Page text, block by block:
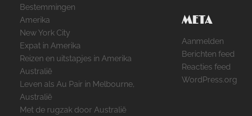
Bestemmingen
Amerika
New York City
Expat in Amerika
Reizen en uitstapjes in Amerika
Australië
Leven als Au Pair in Melbourne,
Australië
Met de rugzak door Australië
META
Aanmelden
Berichten feed
Reacties feed
WordPress.org